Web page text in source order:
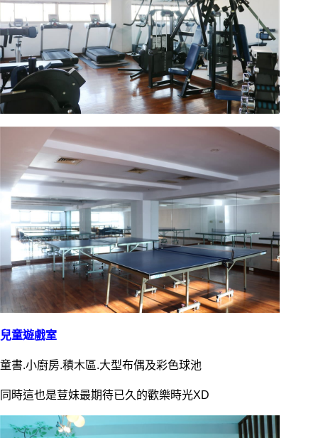
兒童遊戲室
童書.小廚房.積木區.大型布偶及彩色球池
同時這也是荳妹最期待已久的歡樂時光XD